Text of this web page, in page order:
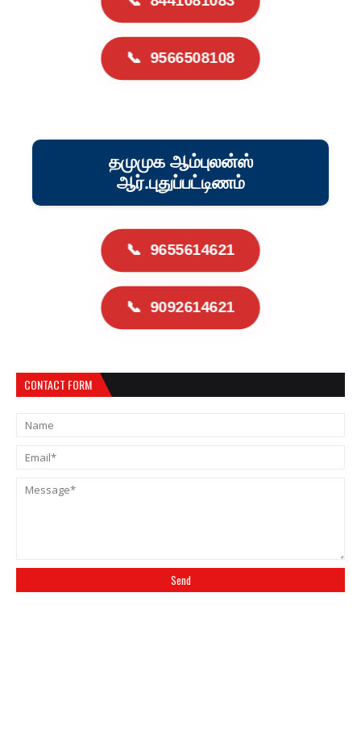
📞 9566508108
தமுமுக ஆம்புலன்ஸ்
ஆர்.புதுப்பட்டிணம்
📞 9655614621
📞 9092614621
CONTACT FORM